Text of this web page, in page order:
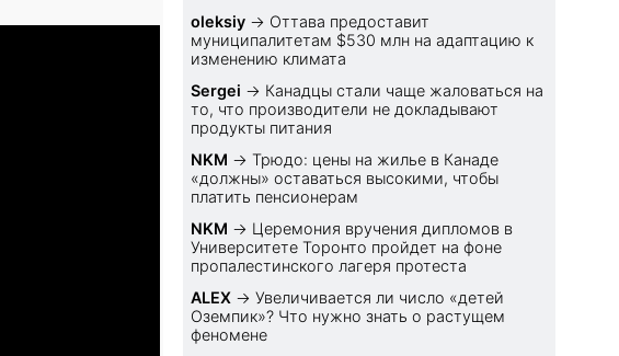
oleksiy → Оттава предоставит
муниципалитетам $530 млн на адаптацию к
изменению климата
Sеrgei → Канадцы стали чаще жаловаться на
то, что производители не докладывают
продукты питания
NKM →Трюдо: цены на жилье в Канаде
«должны» оставаться высокими, чтобы
платить пенсионерам
NKM → Церемония вручения дипломов в
Университете Торонто пройдет на фоне
пропалестинского лагеря протеста
ALEX →Увеличивается ли число «детей
Оземпик»? Что нужно знать о растущем
феномене